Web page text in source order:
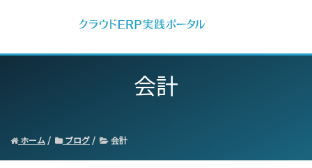
会計
ホーム ブログ 会計